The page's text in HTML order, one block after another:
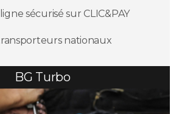
sécurisé sur CLIC&PAY
nationaux
BG Turbo